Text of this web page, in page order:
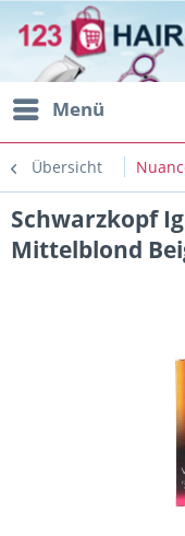
Menü
Übersicht
Schwarzkopf
Mittelblond